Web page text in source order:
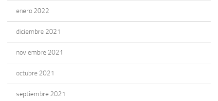
enero 2022
diciembre 2021
noviembre 2021
octubre 2021
septiembre 2021